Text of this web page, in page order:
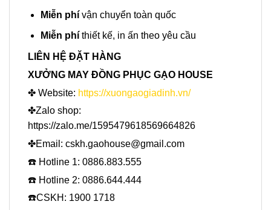
Miễn phí vận chuyển toàn quốc
Miễn phíthiết kế, in ấn theo yêu cầu
LIÊN HỆ ĐẶT HÀNG
XƯỞNG MAY ĐỒNG PHỤC GẠO HOUSE
✤ Website: https://xuongaogiadinh.vn/
✤Zalo shop:
https://zalo.me/1595479618569664826
✤Email: cskh.gaohouse@gmail.com
☎️ Hotline 1: 0886.883.555
☎️ Hotline 2: 0886.644.444
☎️CSKH: 1900 1718